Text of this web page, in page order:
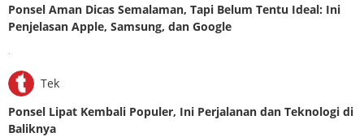
Ponsel Aman Dicas Semalaman, Tapi Belum Tentu Ideal: Ini
Penjelasan Apple, Samsung, dan Google
Tek
Ponsel Lipat Kembali Populer, Ini Perjalanan dan Teknologi di
Baliknya